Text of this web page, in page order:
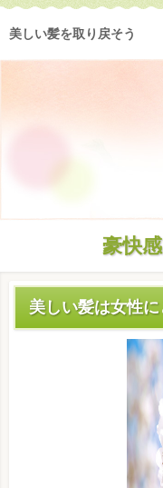
美しい髪を取り戻そう
豪快
美しい髪は女性